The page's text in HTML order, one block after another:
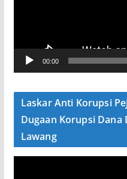
V
e
00:00
Laskar Anti Korupsi
Dugaan Korupsi Dana
Lawang